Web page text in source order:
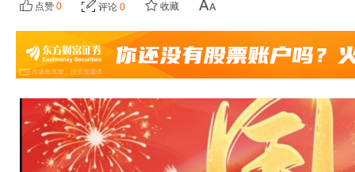
点赞 0 评论 0 收藏